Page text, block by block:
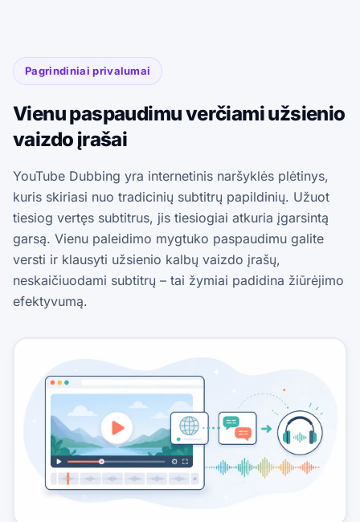
Pagrindiniai privalumai
Vienu paspaudimu verčiami užsienio
vaizdo įrašai
YouTube Dubbing yra internetinis naršyklės plėtinys,
kuris skiriasi nuo tradicinių subtitrų papildinių. Užuot
tiesiog vertęs subtitrus, jis tiesiogiai atkuria įgarsintą
garsą. Vienu paleidimo mygtuko paspaudimu galite
versti ir klausyti užsienio kalbų vaizdo įrašų,
neskaičiuodami subtitrų – tai žymiai padidina žiūrėjimo
efektyvumą.